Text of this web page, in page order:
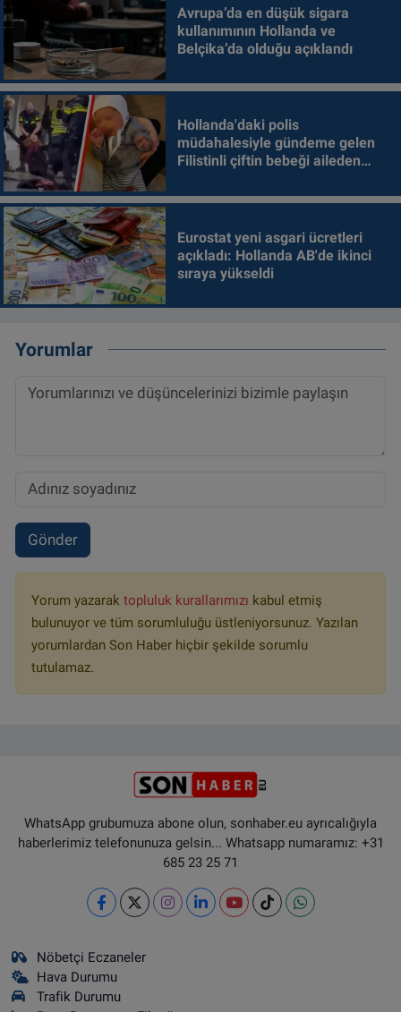
Avrupa’da en düşük sigara
kullanımının Hollanda ve
Belçika’da olduğu açıklandı
Hollanda'daki polis
müdahalesiyle gündeme gelen
Filistinli çiftin bebeği aileden
Eurostat yeni asgari ücretleri
açıkladı: Hollanda AB'de ikinci
sıraya yükseldi
Yorumlar
Gönder
Yorum yazarak topluluk kurallarımızı kabul etmiş
bulunuyor ve tüm sorumluluğu üstleniyorsunuz. Yazılan
yorumlardan Son Haber hiçbir şekilde sorumlu
tutulamaz.
WhatsApp grubumuza abone olun, sonhaber.eu ayrıcalığıyla
haberlerimiz telefonunuza gelsin... Whatsapp numaramız: +31
685 23 25 71
Nöbetçi Eczaneler
Hava Durumu
Trafik Durumu